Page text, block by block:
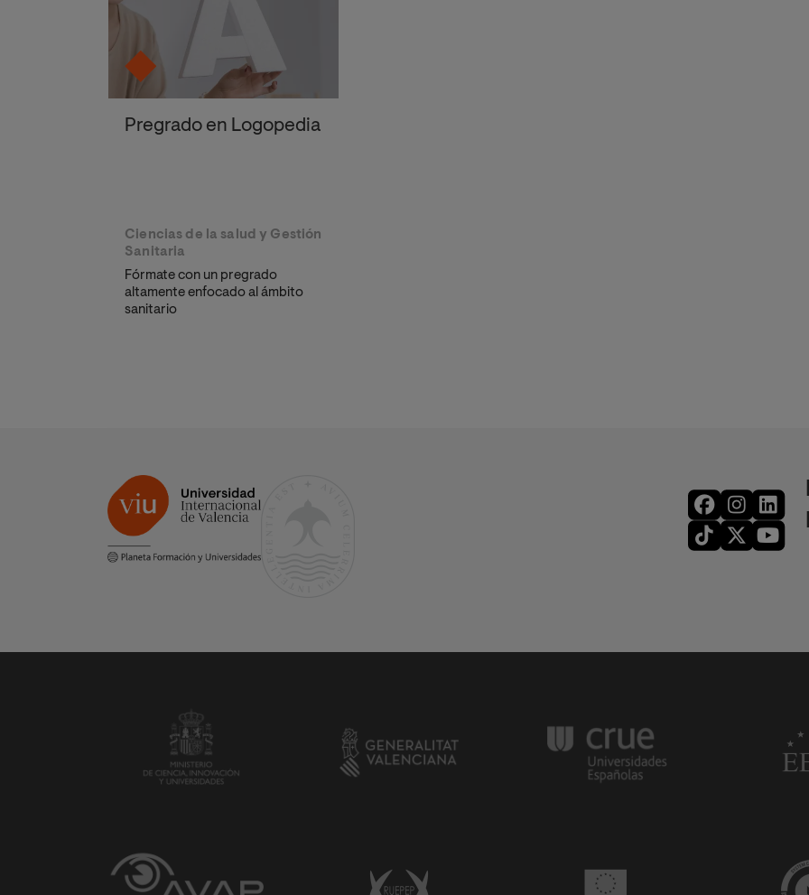
Pregrado en Logopedia
Ciencias de la salud y Gestión
Sanitaria
Fórmate con un pregrado
altamente enfocado al ámbito
sanitario